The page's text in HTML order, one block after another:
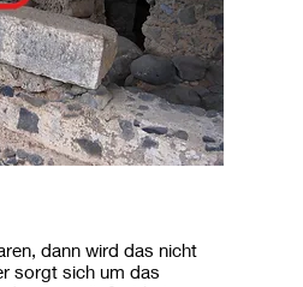
dann wird das nicht
sorgt sich um das